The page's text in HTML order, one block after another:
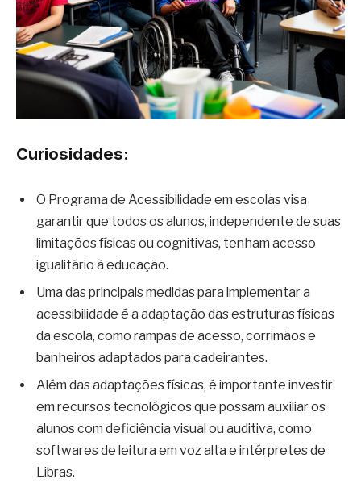
Curiosidades:
O Programa de Acessibilidade em escolas visa
garantir que todos os alunos, independente de suas
limitações físicas ou cognitivas, tenham acesso
igualitário à educação.
Uma das principais medidas para implementar a
acessibilidade é a adaptação das estruturas físicas
da escola, como rampas de acesso, corrimãos e
banheiros adaptados para cadeirantes.
Além das adaptações físicas, é importante investir
em recursos tecnológicos que possam auxiliar os
alunos com deficiência visual ou auditiva, como
softwares de leitura em voz alta e intérpretes de
Libras.